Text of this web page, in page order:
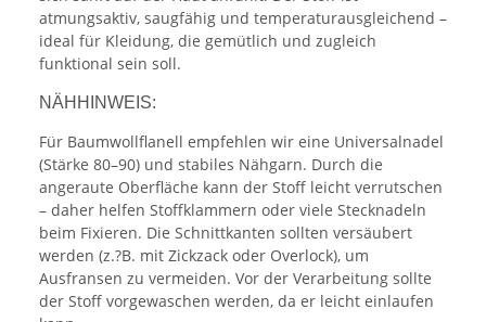
atmungsaktiv, saugfähig und temperaturausgleichend –
ideal für Kleidung, die gemütlich und zugleich
funktional sein soll.
NÄHHINWEIS:
Für Baumwollflanell empfehlen wir eine Universalnadel
(Stärke 80–90) und stabiles Nähgarn. Durch die
angeraute Oberfläche kann der Stoff leicht verrutschen
– daher helfen Stoffklammern oder viele Stecknadeln
beim Fixieren. Die Schnittkanten sollten versäubert
werden (z.?B. mit Zickzack oder Overlock), um
Ausfransen zu vermeiden. Vor der Verarbeitung sollte
der Stoff vorgewaschen werden, da er leicht einlaufen